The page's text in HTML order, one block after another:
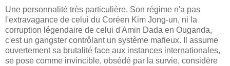
Une personnalité très particulière. Son régime n'a pas
l'extravagance de celui du Coréen Kim Jong-un, ni la
corruption légendaire de celui d'Amin Dada en Ouganda,
c'est un gangster contrôlant un système mafieux. Il assume
ouvertement sa brutalité face aux instances internationales,
se pose comme invincible, obsédé par la survie, considère